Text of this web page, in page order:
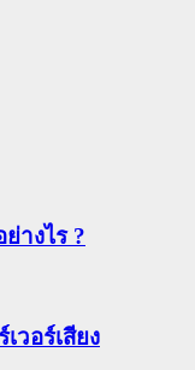
างไร ?
วอร์เสียง